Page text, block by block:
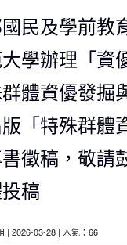
民及學前教
學辦理「資
體資優發掘
「特殊群體
徵稿，敬請
稿
| 2026-03-28 | 人氣：66